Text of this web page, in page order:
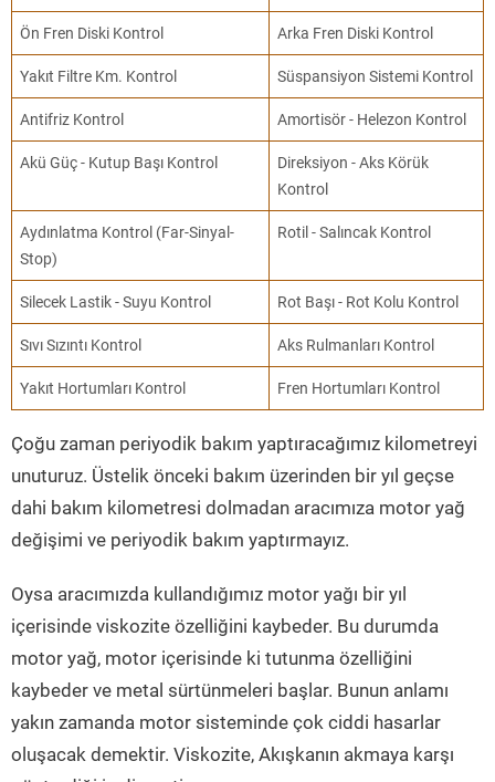
Ön Fren Diski Kontrol Arka Fren Diski Kontrol
Yakıt Filtre Km. Kontrol Süspansiyon Sistemi Kontrol
Antifriz Kontrol Amortisör - Helezon Kontrol
Akü Güç - Kutup Başı Kontrol
Direksiyon - Aks Körük
Kontrol
Aydınlatma Kontrol (Far-Sinyal-
Stop)
Rotil - Salıncak Kontrol
Silecek Lastik - Suyu Kontrol Rot Başı - Rot Kolu Kontrol
Sıvı Sızıntı Kontrol Aks Rulmanları Kontrol
Yakıt Hortumları Kontrol Fren Hortumları Kontrol
Çoğu zaman periyodik bakım yaptıracağımız kilometreyi
unuturuz. Üstelik önceki bakım üzerinden bir yıl geçse
dahi bakım kilometresi dolmadan aracımıza motor yağ
değişimi ve periyodik bakım yaptırmayız.
Oysa aracımızda kullandığımız motor yağı bir yıl
içerisinde viskozite özelliğini kaybeder. Bu durumda
motor yağ, motor içerisinde ki tutunma özelliğini
kaybeder ve metal sürtünmeleri başlar. Bunun anlamı
yakın zamanda motor sisteminde çok ciddi hasarlar
oluşacak demektir. Viskozite, Akışkanın akmaya karşı